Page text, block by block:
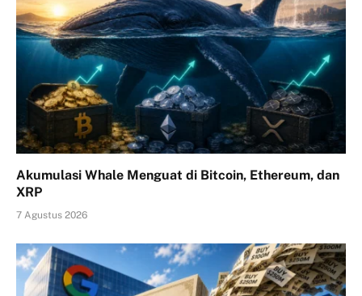
Akumulasi Whale Menguat di Bitcoin, Ethereum, dan
XRP
7 Agustus 2026